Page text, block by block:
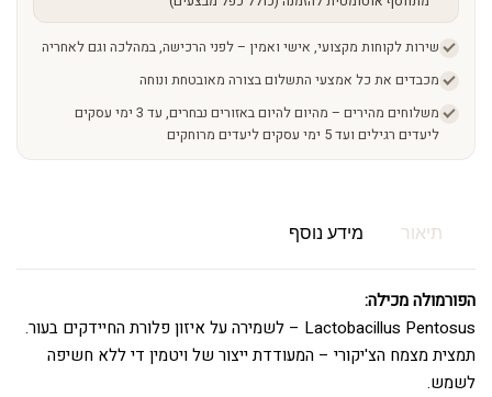
שירות לקוחות מקצועי, אישי ואמין – לפני הרכישה, במהלכה וגם לאחריה
מכבדים את כל אמצעי התשלום בצורה מאובטחת ונוחה
משלוחים מהירים – מהיום להיום באזורים נבחרים, עד 3 ימי עסקים
ליעדים רגילים ועד 5 ימי עסקים ליעדים מרוחקים
תיאור מידע נוסף
הפורמולה מכילה:
Lactobacillus Pentosus – לשמירה על איזון פלורת החיידקים בעור.
תמצית מצמח הצ'יקורי – המעודדת ייצור של ויטמין די ללא חשיפה
לשמש.